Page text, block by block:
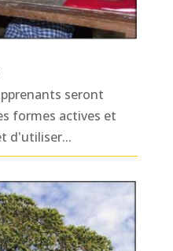
seront
formes actives et
d'utiliser...